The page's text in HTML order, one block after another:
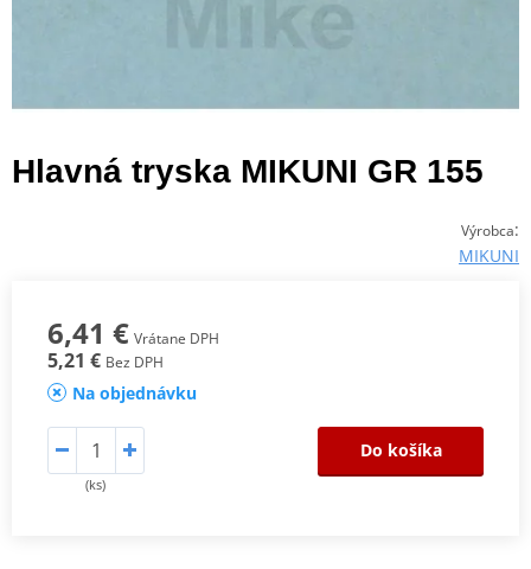
Hlavná tryska MIKUNI GR 155
Výrobca:
MIKUNI
6,41 € Vrátane DPH
5,21 € Bez DPH
Na objednávku
(ks)
Do košíka